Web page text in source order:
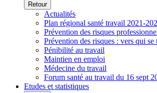
Retour
Actualités
Plan régional santé travail 2021-
Prévention des risques
Prévention des risques : vers qui se
Pénibilité au travail
Maintien en emploi
Médecine du travail
Forum santé au travail du 16 sept
Etudes et statistiques